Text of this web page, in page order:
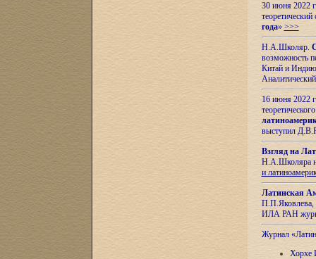
30 июня 2022
года» >>>
Н.А.Школяр.
возможность
Китай и
16 июня 2022
выступил
Взгляд на
Н.А.Школяра
и
Латинская
П.П.Яковлева,
ИЛА РАН
Журнал
Хорхе